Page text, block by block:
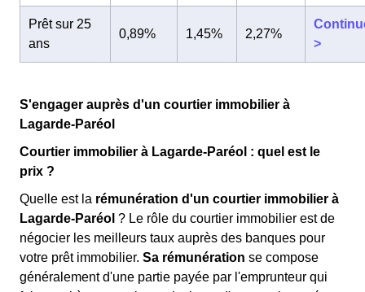
Prêt sur 25
ans
0,89% 1,45% 2,27%
>
S'engager auprès d'un courtier immobilier à
Lagarde-Paréol
Courtier immobilier à Lagarde-Paréol : quel est le
prix ?
Quelle est la rémunération d'un courtier immobilier à
Lagarde-Paréol ? Le rôle du courtier immobilier est de
négocier les meilleurs taux auprès des banques pour
votre prêt immobilier. Sa rémunération se compose
généralement d'une partie payée par l'emprunteur qui